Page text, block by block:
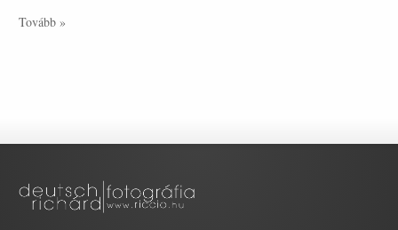
Tovább »